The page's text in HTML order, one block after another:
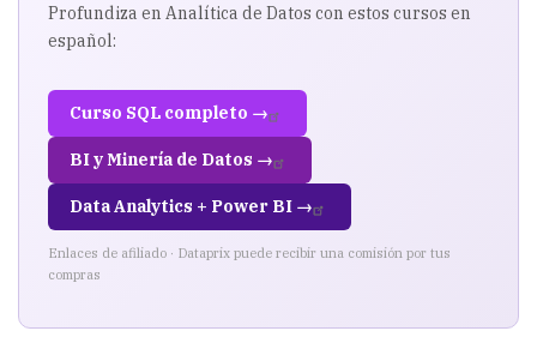
Profundiza en Analítica de Datos con estos cursos en
español:
Curso SQL completo →
BI y Minería de Datos →
Data Analytics + Power BI →
Enlaces de afiliado · Dataprix puede recibir una comisión por tus
compras